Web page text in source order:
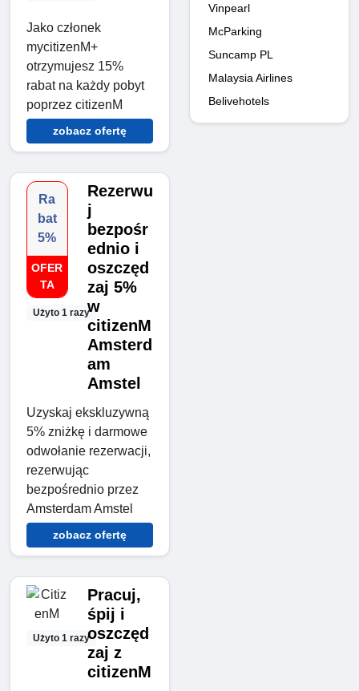
Jako członek
mycitizenM+
otrzymujesz 15%
rabat na każdy pobyt
poprzez citizenM
zobacz ofertę
Ra
bat
5%
OFER
TA
Użyto 1 razy
Rezerwu
j
bezpośr
ednio i
oszczęd
zaj 5%
w
citizenM
Amsterd
am
Amstel
Uzyskaj ekskluzywną
5% zniżkę i darmowe
odwołanie rezerwacji,
rezerwując
bezpośrednio przez
Amsterdam Amstel
zobacz ofertę
Użyto 1 razy
Pracuj,
śpij i
oszczęd
zaj z
citizenM
Vinpearl
McParking
Suncamp PL
Malaysia Airlines
Belivehotels